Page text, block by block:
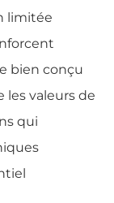
limitée
bien conçu
les valeurs de
qui